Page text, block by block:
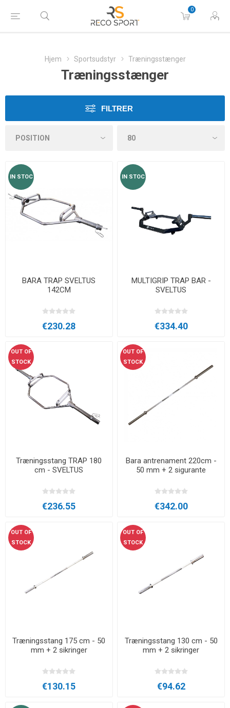
0
Hjem Sportsudstyr Træningsstænger
Træningsstænger
FILTRER
IN STOC
BARA TRAP SVELTUS
142CM
€230.28
IN STOC
MULTIGRIP TRAP BAR -
SVELTUS
€334.40
OUT OF
STOCK
Træningsstang TRAP 180
cm - SVELTUS
€236.55
OUT OF
STOCK
Bara antrenament 220cm -
50 mm + 2 sigurante
€342.00
OUT OF
STOCK
Træningsstang 175 cm - 50
mm + 2 sikringer
€130.15
OUT OF
STOCK
Træningsstang 130 cm - 50
mm + 2 sikringer
€94.62